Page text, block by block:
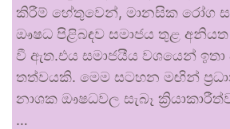
කිරීම් හේතුවෙන්, මානසික රෝග
ඖෂධ පිළිබඳව සමාජය තුළ
වී ඇත.එය සමාජයීය වශයෙන්
තත්වයකි. මෙම සටහන මඟින්
නාශක ඖෂධවල සැබෑ
…